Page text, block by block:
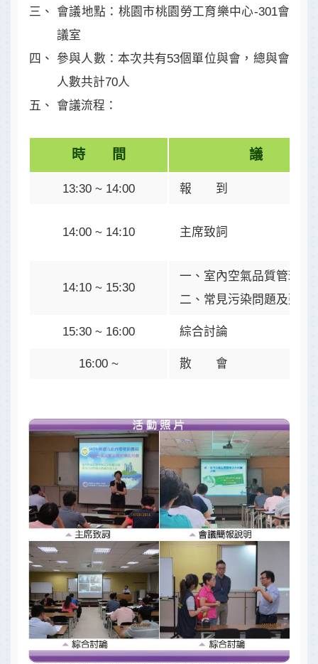
會議地點： 桃園市桃園勞工育樂中心-301會
議室
參與人數：本次共有53個單位與會，總與會
人數共計70人
會議流程：
時 間 議 題
13:30 ~ 14:00 報 到
14:00 ~ 14:10 主席致詞
14:10 ~ 15:30
一、室內空氣品質管理法
二、常見污染問題及建議
15:30 ~ 16:00 綜合討論
16:00 ~ 散 會